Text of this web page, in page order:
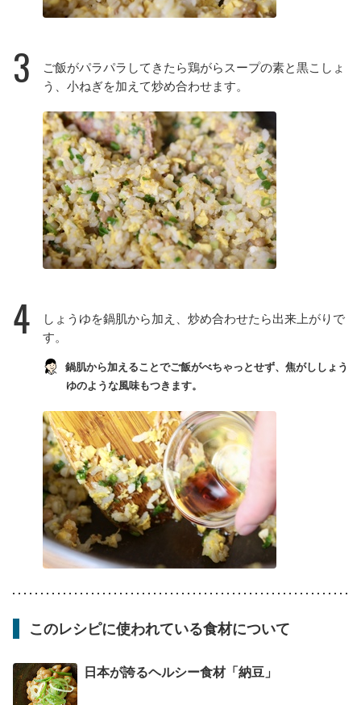
3
ご飯がパラパラしてきたら鶏がらスープの素と黒こしょ
う、小ねぎを加えて炒め合わせます。
4
しょうゆを鍋肌から加え、炒め合わせたら出来上がりで
す。
鍋肌から加えることでご飯がべちゃっとせず、焦がししょう
ゆのような風味もつきます。
このレシピに使われている食材について
日本が誇るヘルシー食材「納豆」